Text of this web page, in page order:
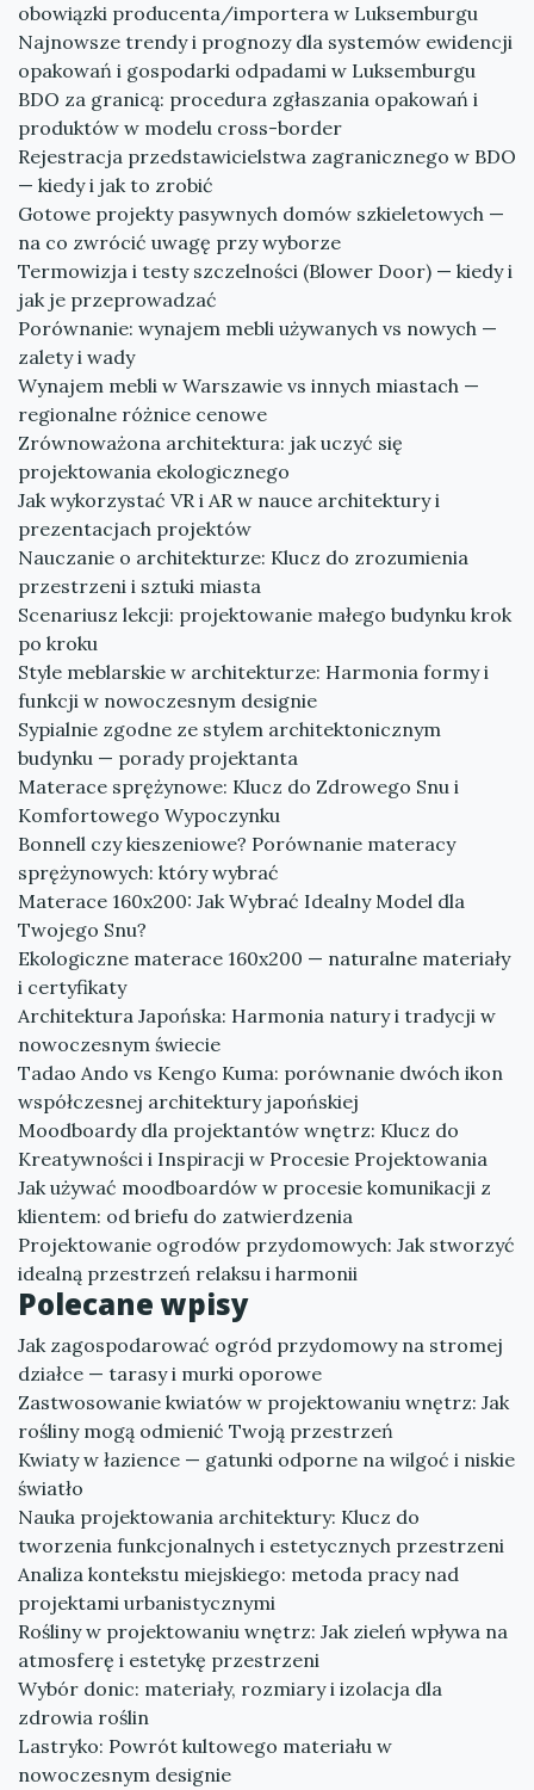
obowiązki producenta/importera w Luksemburgu
Najnowsze trendy i prognozy dla systemów ewidencji
opakowań i gospodarki odpadami w Luksemburgu
BDO za granicą: procedura zgłaszania opakowań i
produktów w modelu cross-border
Rejestracja przedstawicielstwa zagranicznego w BDO
— kiedy i jak to zrobić
Gotowe projekty pasywnych domów szkieletowych —
na co zwrócić uwagę przy wyborze
Termowizja i testy szczelności (Blower Door) — kiedy i
jak je przeprowadzać
Porównanie: wynajem mebli używanych vs nowych —
zalety i wady
Wynajem mebli w Warszawie vs innych miastach —
regionalne różnice cenowe
Zrównoważona architektura: jak uczyć się
projektowania ekologicznego
Jak wykorzystać VR i AR w nauce architektury i
prezentacjach projektów
Nauczanie o architekturze: Klucz do zrozumienia
przestrzeni i sztuki miasta
Scenariusz lekcji: projektowanie małego budynku krok
po kroku
Style meblarskie w architekturze: Harmonia formy i
funkcji w nowoczesnym designie
Sypialnie zgodne ze stylem architektonicznym
budynku — porady projektanta
Materace sprężynowe: Klucz do Zdrowego Snu i
Komfortowego Wypoczynku
Bonnell czy kieszeniowe? Porównanie materacy
sprężynowych: który wybrać
Materace 160x200: Jak Wybrać Idealny Model dla
Twojego Snu?
Ekologiczne materace 160x200 — naturalne materiały
i certyfikaty
Architektura Japońska: Harmonia natury i tradycji w
nowoczesnym świecie
Tadao Ando vs Kengo Kuma: porównanie dwóch ikon
współczesnej architektury japońskiej
Moodboardy dla projektantów wnętrz: Klucz do
Kreatywności i Inspiracji w Procesie Projektowania
Jak używać moodboardów w procesie komunikacji z
klientem: od briefu do zatwierdzenia
Projektowanie ogrodów przydomowych: Jak stworzyć
idealną przestrzeń relaksu i harmonii
Polecane wpisy
Jak zagospodarować ogród przydomowy na stromej
działce — tarasy i murki oporowe
Zastwosowanie kwiatów w projektowaniu wnętrz: Jak
rośliny mogą odmienić Twoją przestrzeń
Kwiaty w łazience — gatunki odporne na wilgoć i niskie
światło
Nauka projektowania architektury: Klucz do
tworzenia funkcjonalnych i estetycznych przestrzeni
Analiza kontekstu miejskiego: metoda pracy nad
projektami urbanistycznymi
Rośliny w projektowaniu wnętrz: Jak zieleń wpływa na
atmosferę i estetykę przestrzeni
Wybór donic: materiały, rozmiary i izolacja dla
zdrowia roślin
Lastryko: Powrót kultowego materiału w
nowoczesnym designie